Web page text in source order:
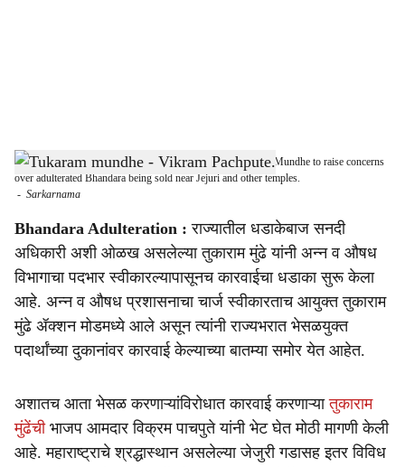
h
r
e
MLA Vikram Pachpute meets FDA Commissioner Tukaram Mundhe to raise concerns
over adulterated Bhandara being sold near Jejuri and other temples.
- Sarkarnama
Bhandara Adulteration : राज्यातील धडाकेबाज सनदी
अधिकारी अशी ओळख असलेल्या तुकाराम मुंढे यांनी अन्न व औषध
विभागाचा पदभार स्वीकारल्यापासूनच कारवाईचा धडाका सुरू केला
आहे. अन्न व औषध प्रशासनाचा चार्ज स्वीकारताच आयुक्त तुकाराम
मुंढे ॲक्शन मोडमध्ये आले असून त्यांनी राज्यभरात भेसळयुक्त
पदार्थांच्या दुकानांवर कारवाई केल्याच्या बातम्या समोर येत आहेत.
अशातच आता भेसळ करणाऱ्यांविरोधात कारवाई करणाऱ्यातुकाराम
मुंढेंचीभाजप आमदार विक्रम पाचपुते यांनी भेट घेत मोठी मागणी केली
आहे. महाराष्ट्राचे श्रद्धास्थान असलेल्या जेजुरी गडासह इतर विविध